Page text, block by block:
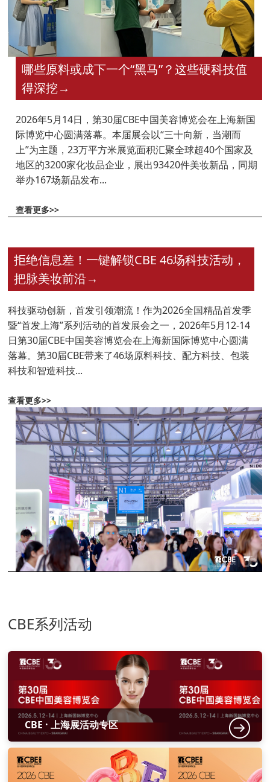
哪些原料或成下一个“黑马”？这些硬科技值
得深挖→
2026年5月14日，第30届CBE中国美容博览会在上海新国
际博览中心圆满落幕。本届展会以“三十向新，当潮而
上”为主题，23万平方米展览面积汇聚全球超40个国家及
地区的3200家化妆品企业，展出93420件美妆新品，同期
举办167场新品发布...
查看更多>>
拒绝信息差！一键解锁CBE 46场科技活动，
把脉美妆前沿→
科技驱动创新，首发引领潮流！作为2026全国精品首发季
暨“首发上海”系列活动的首发展会之一，2026年5月12-14
日第30届CBE中国美容博览会在上海新国际博览中心圆满
落幕。第30届CBE带来了46场原料科技、配方科技、包装
科技和智造科技...
查看更多>>
CBE系列活动
CBE · 上海展活动专区